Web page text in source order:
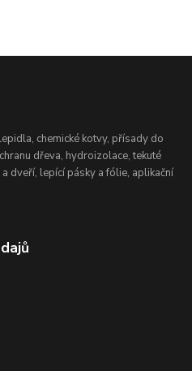
chemické kotvy, přísady do
dřeva, hydroizolace, tekuté
dveří, lepící pásky a fólie, aplikační